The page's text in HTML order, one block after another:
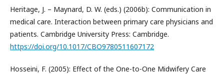
Heritage, J. – Maynard, D. W. (eds.) (2006b): Communication in
medical care. Interaction between primary care physicians and
patients. Cambridge University Press: Cambridge.
https://doi.org/10.1017/CBO9780511607172
Hosseini, F. (2005): Effect of the One-to-One Midwifery Care